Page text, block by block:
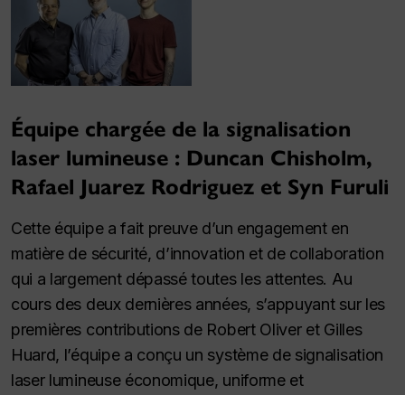
Équipe chargée de la signalisation
laser lumineuse : Duncan Chisholm,
Rafael Juarez Rodriguez et Syn Furuli
Cette équipe a fait preuve d’un engagement en
matière de sécurité, d’innovation et de collaboration
qui a largement dépassé toutes les attentes. Au
cours des deux dernières années, s’appuyant sur les
premières contributions de Robert Oliver et Gilles
Huard, l’équipe a conçu un système de signalisation
laser lumineuse économique, uniforme et